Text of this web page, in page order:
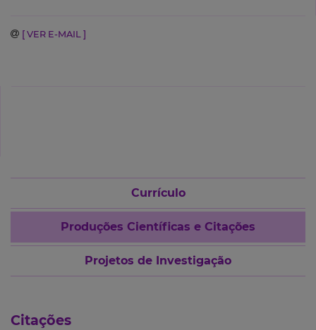
[ VER E-MAIL ]
Currículo
Produções Científicas e Citações
Projetos de Investigação
Citações